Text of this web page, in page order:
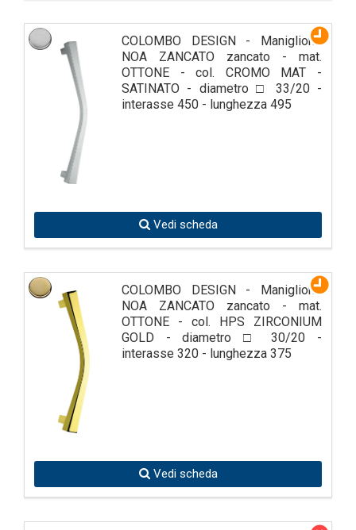
COLOMBO DESIGN - Maniglione
NOA ZANCATO zancato - mat.
OTTONE - col. CROMO MAT -
SATINATO - diametro □ 33/20 -
interasse 450 - lunghezza 495
Vedi scheda
COLOMBO DESIGN - Maniglione
NOA ZANCATO zancato - mat.
OTTONE - col. HPS ZIRCONIUM
GOLD - diametro □ 30/20 -
interasse 320 - lunghezza 375
Vedi scheda